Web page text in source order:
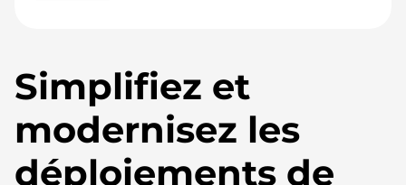
Simplifiez et
modernisez les
déploiements de